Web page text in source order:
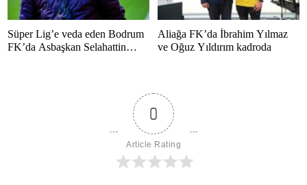
Süper Lig’e veda eden Bodrum
FK’da Asbaşkan Selahattin
Aliağa FK’da İbrahim Yılmaz
ve Oğuz Yıldırım kadroda
0
Article Rating